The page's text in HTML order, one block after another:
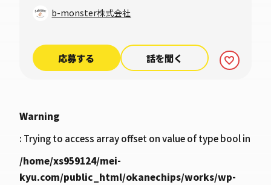
b-monster株式会社
応募する 話を聞く
Warning
: Trying to access array offset on value of type bool in
/home/xs959124/mei-
kyu.com/public_html/okanechips/works/wp-